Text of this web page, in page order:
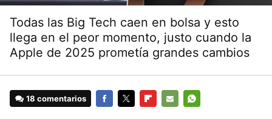
Todas las Big Tech caen en bolsa y esto
llega en el peor momento, justo cuando la
Apple de 2025 prometía grandes cambios
18 comentarios